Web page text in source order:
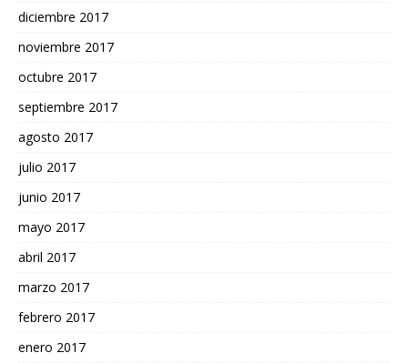
diciembre 2017
noviembre 2017
octubre 2017
septiembre 2017
agosto 2017
julio 2017
junio 2017
mayo 2017
abril 2017
marzo 2017
febrero 2017
enero 2017